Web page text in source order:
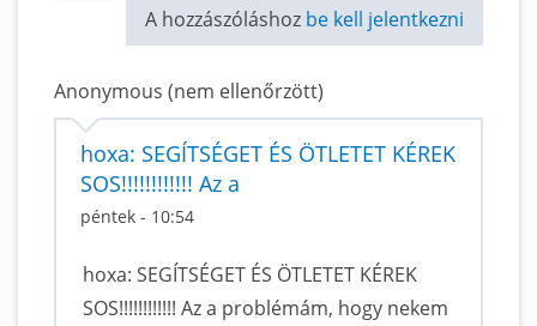
A hozzászóláshoz be kell jelentkezni
Anonymous (nem ellenőrzött)
hoxa: SEGÍTSÉGET ÉS ÖTLETET KÉREK
SOS!!!!!!!!!!!! Az a
péntek - 10:54
hoxa: SEGÍTSÉGET ÉS ÖTLETET KÉREK
SOS!!!!!!!!!!!! Az a problémám, hogy nekem